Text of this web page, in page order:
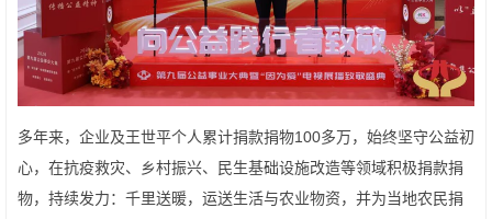
多年来，企业及王世平个人累计捐款捐物100多万，始终坚守公益初
心，在抗疫救灾、乡村振兴、民生基础设施改造等领域积极捐款捐
物，持续发力：千里送暖，运送生活与农业物资，并为当地农民捐